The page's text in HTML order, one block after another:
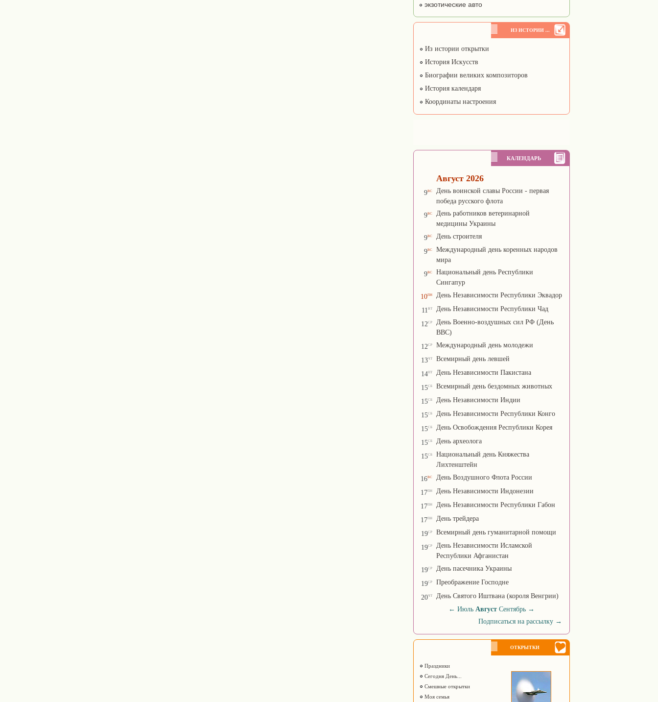
экзотические авто
ИЗ ИСТОРИИ ...
Из истории открытки
История Искусств
Биографии великих композиторов
История календаря
Координаты настроения
КАЛЕНДАРЬ
Август 2026
9вс
День воинской славы России - первая
победа русского флота
9вс
День работников ветеринарной
медицины Украины
9вс День строителя
9вс
Международный день коренных народов
мира
9вс
Национальный день Республики
Сингапур
10пн День Независимости Республики Эквадор
11вт День Независимости Республики Чад
12ср
День Военно-воздушных сил РФ (День
ВВС)
12ср Международный день молодежи
13чт Всемирный день левшей
14пт День Независимости Пакистана
15сб Всемирный день бездомных животных
15сб День Независимости Индии
15сб День Независимости Республики Конго
15сб День Освобождения Республики Корея
15сб День археолога
15сб
Национальный день Княжества
Лихтенштейн
16вс День Воздушного Флота России
17пн День Независимости Индонезии
17пн День Независимости Республики Габон
17пн День трейдера
19ср Всемирный день гуманитарной помощи
19ср
День Независимости Исламской
Республики Афганистан
19ср День пасечника Украины
19ср Преображение Господне
20чт
День Святого Иштвана (короля Венгрии)
← Июль Август Сентябрь →
Подписаться на рассылку →
ОТКРЫТКИ
Праздники
Сегодня День...
Смешные открытки
Моя семья